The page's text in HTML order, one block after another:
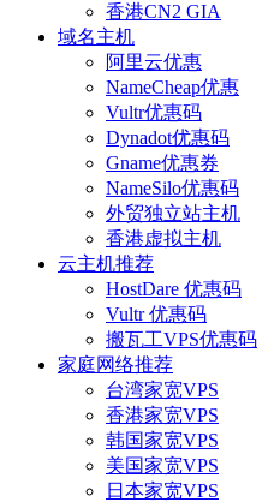
香港CN2 GIA
域名主机
阿里云优惠
NameCheap优惠
Vultr优惠码
Dynadot优惠码
Gname优惠券
NameSilo优惠码
外贸独立站主机
香港虚拟主机
云主机推荐
HostDare 优惠码
Vultr 优惠码
搬瓦工VPS优惠码
家庭网络推荐
台湾家宽VPS
香港家宽VPS
韩国家宽VPS
美国家宽VPS
日本家宽VPS